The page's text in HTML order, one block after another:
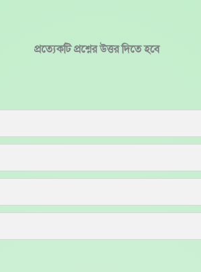
প্রত্যেকটি প্রশ্নের উত্তর দিতে হবে